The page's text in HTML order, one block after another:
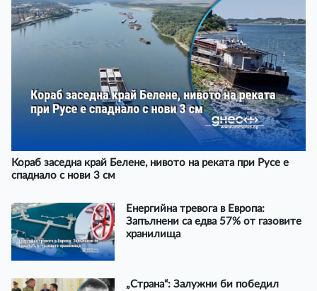
Кораб заседна край Белене, нивото на реката при Русе е
спаднало с нови 3 см
Енергийна тревога в Европа:
Запълнени са едва 57% от газовите
хранилища
„Страна“: Залужни би победил